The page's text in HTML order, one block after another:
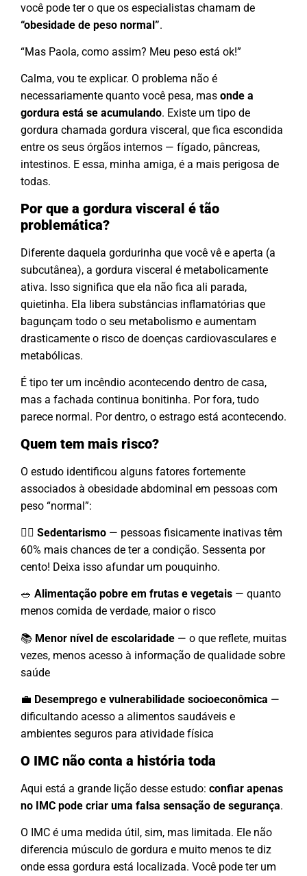
você pode ter o que os especialistas chamam de
“obesidade de peso normal”.
“Mas Paola, como assim? Meu peso está ok!”
Calma, vou te explicar. O problema não é
necessariamente quanto você pesa, mas onde a
gordura está se acumulando. Existe um tipo de
gordura chamada gordura visceral, que fica escondida
entre os seus órgãos internos — fígado, pâncreas,
intestinos. E essa, minha amiga, é a mais perigosa de
todas.
Por que a gordura visceral é tão
problemática?
Diferente daquela gordurinha que você vê e aperta (a
subcutânea), a gordura visceral é metabolicamente
ativa. Isso significa que ela não fica ali parada,
quietinha. Ela libera substâncias inflamatórias que
bagunçam todo o seu metabolismo e aumentam
drasticamente o risco de doenças cardiovasculares e
metabólicas.
É tipo ter um incêndio acontecendo dentro de casa,
mas a fachada continua bonitinha. Por fora, tudo
parece normal. Por dentro, o estrago está acontecendo.
Quem tem mais risco?
O estudo identificou alguns fatores fortemente
associados à obesidade abdominal em pessoas com
peso “normal”:
🚶‍♀️ Sedentarismo — pessoas fisicamente inativas têm
60% mais chances de ter a condição. Sessenta por
cento! Deixa isso afundar um pouquinho.
🥗 Alimentação pobre em frutas e vegetais — quanto
menos comida de verdade, maior o risco
📚 Menor nível de escolaridade — o que reflete, muitas
vezes, menos acesso à informação de qualidade sobre
saúde
💼 Desemprego e vulnerabilidade socioeconômica —
dificultando acesso a alimentos saudáveis e
ambientes seguros para atividade física
O IMC não conta a história toda
Aqui está a grande lição desse estudo: confiar apenas
no IMC pode criar uma falsa sensação de segurança.
O IMC é uma medida útil, sim, mas limitada. Ele não
diferencia músculo de gordura e muito menos te diz
onde essa gordura está localizada. Você pode ter um